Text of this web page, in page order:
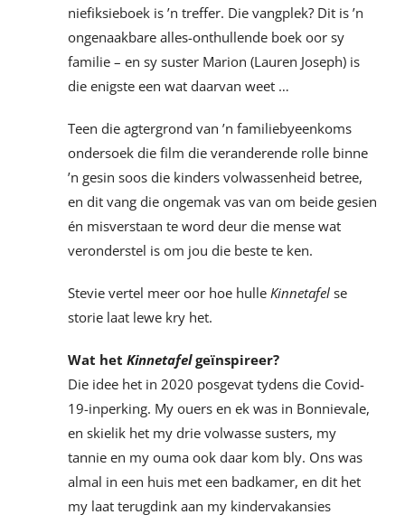
niefiksieboek is ’n treffer. Die vangplek? Dit is ’n
ongenaakbare alles-onthullende boek oor sy
familie – en sy suster Marion (Lauren Joseph) is
die enigste een wat daarvan weet …
Teen die agtergrond van ’n familiebyeenkoms
ondersoek die film die veranderende rolle binne
’n gesin soos die kinders volwassenheid betree,
en dit vang die ongemak vas van om beide gesien
én misverstaan te word deur die mense wat
veronderstel is om jou die beste te ken.
Stevie vertel meer oor hoe hulle Kinnetafelse
storie laat lewe kry het.
Wat het Kinnetafelgeïnspireer?
Die idee het in 2020 posgevat tydens die Covid-
19-inperking. My ouers en ek was in Bonnievale,
en skielik het my drie volwasse susters, my
tannie en my ouma ook daar kom bly. Ons was
almal in een huis met een badkamer, en dit het
my laat terugdink aan my kindervakansies